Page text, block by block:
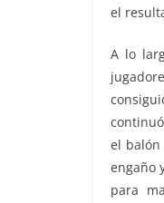
el
A lo
el balón
engaño
para